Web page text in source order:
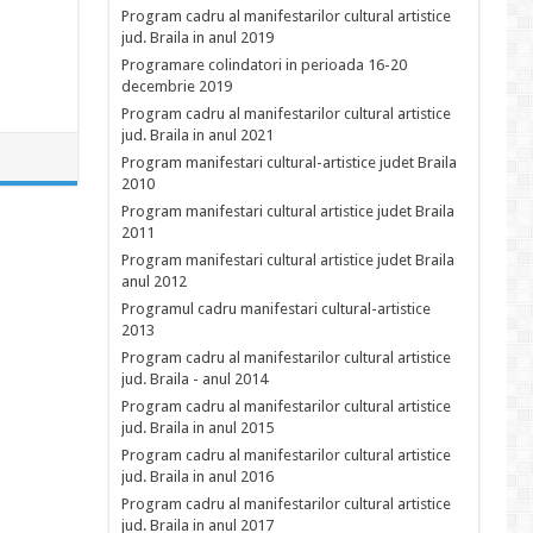
Program cadru al manifestarilor cultural artistice
jud. Braila in anul 2019
Programare colindatori in perioada 16-20
decembrie 2019
Program cadru al manifestarilor cultural artistice
jud. Braila in anul 2021
Program manifestari cultural-artistice judet Braila
2010
Program manifestari cultural artistice judet Braila
2011
Program manifestari cultural artistice judet Braila
anul 2012
Programul cadru manifestari cultural-artistice
2013
Program cadru al manifestarilor cultural artistice
jud. Braila - anul 2014
Program cadru al manifestarilor cultural artistice
jud. Braila in anul 2015
Program cadru al manifestarilor cultural artistice
jud. Braila in anul 2016
Program cadru al manifestarilor cultural artistice
jud. Braila in anul 2017